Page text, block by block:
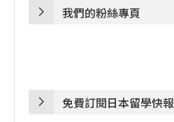
我們的粉絲專頁
免費訂閱日本留學快報